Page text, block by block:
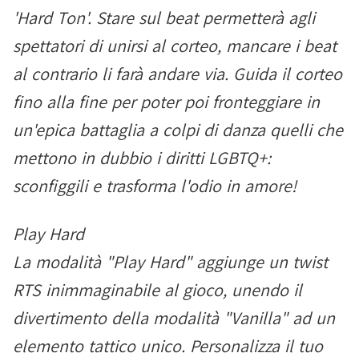
'Hard Ton'. Stare sul beat permetterà agli
spettatori di unirsi al corteo, mancare i beat
al contrario li farà andare via. Guida il corteo
fino alla fine per poter poi fronteggiare in
un'epica battaglia a colpi di danza quelli che
mettono in dubbio i diritti LGBTQ+:
sconfiggili e trasforma l'odio in amore!
Play Hard
La modalità "Play Hard" aggiunge un twist
RTS inimmaginabile al gioco, unendo il
divertimento della modalità "Vanilla" ad un
elemento tattico unico. Personalizza il tuo